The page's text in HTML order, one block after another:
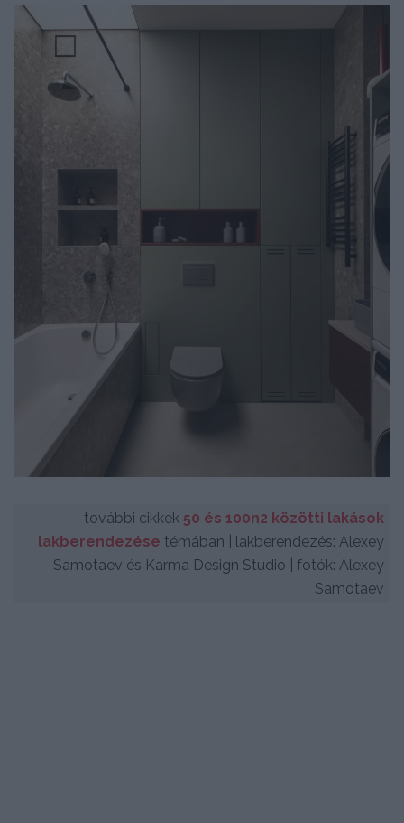
további cikkek 50 és 100n2 közötti lakások
lakberendezése témában | lakberendezés: Alexey
Samotaev és Karma Design Studio | fotók: Alexey
Samotaev